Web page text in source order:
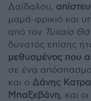
Δαίδαλου,
μαμά-φρικιό και
από τον Τυχαίο
δυνατός επίσης
μεθυσμένος που
σε ένα
και ο Δάνης
Μπαξεβάνη, και